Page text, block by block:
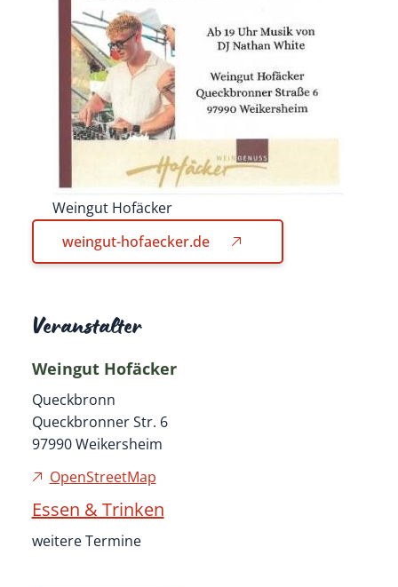
Weingut Hofäcker
weingut-hofaecker.de
Veranstalter
Weingut Hofäcker
Queckbronn
Queckbronner Str. 6
97990 Weikersheim
OpenStreetMap
Essen & Trinken
weitere Termine